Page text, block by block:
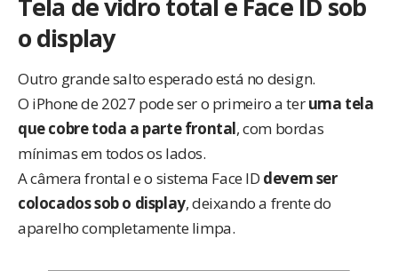
o display
Outro grande salto esperado está no design.
O iPhone de 2027 pode ser o primeiro a teruma tela
que cobre toda a parte frontal, com bordas
mínimas em todos os lados.
A câmera frontal e o sistema Face ID devem ser
colocados sob o display, deixando a frente do
aparelho completamente limpa.